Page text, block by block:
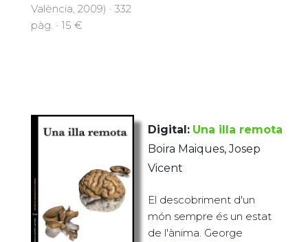
València, 2009) · 332
pàg. · 15 €
Digital: Una illa remota
Boira Maiques, Josep
Vicent
El descobriment d'un
món sempre és un estat
de l'ànima. George